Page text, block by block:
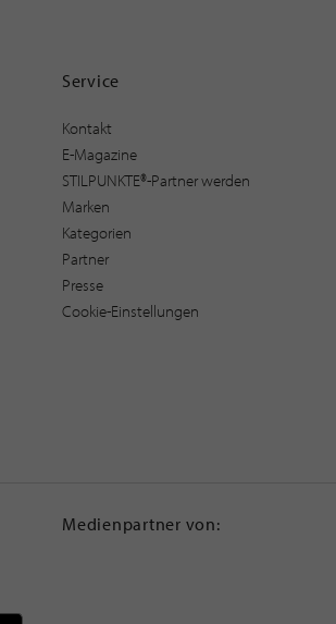
Service
Kontakt
E-Magazine
STILPUNKTE®-Partner werden
Marken
Kategorien
Partner
Presse
Cookie-Einstellungen
Medienpartner von: